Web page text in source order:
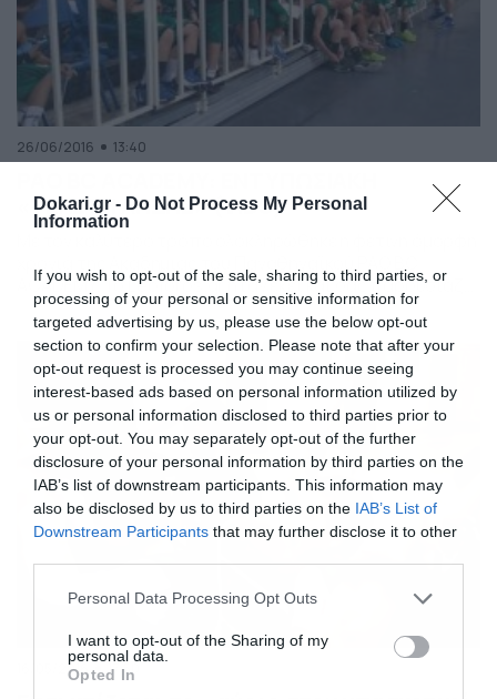
Dokari.gr - Do Not Process My Personal
Information
If you wish to opt-out of the sale, sharing to third parties, or
processing of your personal or sensitive information for
targeted advertising by us, please use the below opt-out
section to confirm your selection. Please note that after your
opt-out request is processed you may continue seeing
interest-based ads based on personal information utilized by
us or personal information disclosed to third parties prior to
your opt-out. You may separately opt-out of the further
disclosure of your personal information by third parties on the
IAB’s list of downstream participants. This information may
also be disclosed by us to third parties on the IAB’s List of
Downstream Participants that may further disclose it to other
Please note that this website/app uses one or more Google
not limited to your visit or usage behaviour. You may click to
grant or deny consent to Google and its third-party tags to
use your data for below specified purposes in below Google
Personal Data Processing Opt Outs
I want to opt-out of the Sharing of my
personal data.
Opted In
26/06/2016 13:40
«ΤΕΛΕΤΗ ΛΗΞΗΣ» (VIDS)
ACADEMY. Το Leoforos.gr ήταν εκεί και σας παρουσιάζει
όσα έγιναν. Στην έναρξη της εκδήλωσης
πραγματοποιήθηκαν ομιλίες από τον Παναγιώτη
Τριαντόπουλο (Διευθύνοντα Σύμβουλο της Κ.Α.Ε.
Παναθηναϊκός & Αντιπρόεδρο της DPG), τον Αριστείδη
Χριστόπουλο (Διευθυντή Λειτουργίας της Ακαδημίας
της Κ.Α.Ε. Παναθηναϊκός), τον […]
16/05/2016 17:50